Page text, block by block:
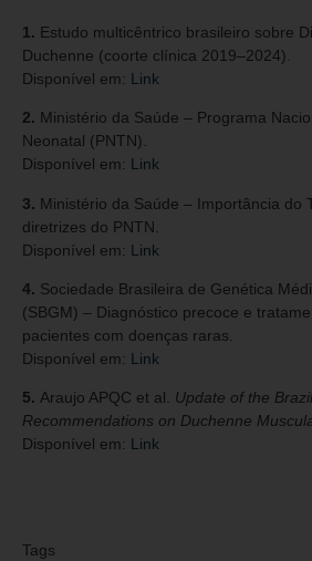
1. Estudo multicêntrico brasileiro sobre
Duchenne (coorte clínica 2019–2024).
Disponível em: Link
2. Ministério da Saúde – Programa
Neonatal (PNTN).
Disponível em: Link
3. Ministério da Saúde – Importância do
diretrizes do PNTN.
Disponível em: Link
4. Sociedade Brasileira de Genética
(SBGM) – Diagnóstico precoce e
pacientes com doenças raras.
Disponível em: Link
5. Araujo APQC et al. Update of the
Recommendations on Duchenne
Disponível em: Link
Tags